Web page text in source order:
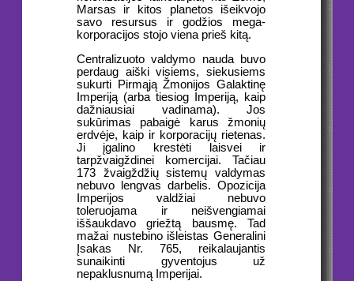
Marsas ir kitos planetos išeikvojo
savo resursus ir godžios mega-
korporacijos stojo viena prieš kitą.
Centralizuoto valdymo nauda buvo
perdaug aiški visiems, siekusiems
sukurti Pirmąją Žmonijos Galaktinę
Imperiją (arba tiesiog Imperiją, kaip
dažniausiai vadinama). Jos
sukūrimas pabaigė karus žmonių
erdvėje, kaip ir korporacijų rietenas.
Ji įgalino krestėti laisvei ir
tarpžvaigždinei komercijai. Tačiau
173 žvaigždžių sistemų valdymas
nebuvo lengvas darbelis. Opozicija
Imperijos valdžiai nebuvo
toleruojama ir neišvengiamai
iššaukdavo griežtą bausmę. Tad
mažai nustebino išleistas Generalini
Įsakas Nr. 765, reikalaujantis
sunaikinti gyventojus už
nepaklusnumą Imperijai.